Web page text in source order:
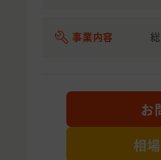
事業内容
お
相